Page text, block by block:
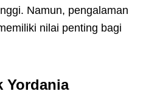
Namun, pengalaman
nilai penting bagi
Yordania